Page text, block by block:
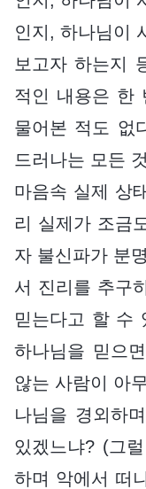
인지, 하나님이
보고자 하는지
적인 내용은 한
물어본 적도 없
드러나는 모든
마음속 실제 상
리 실제가 조금
자 불신파가 분
서 진리를 추구
믿는다고 할 수
하나님을 믿으
않는 사람이 아
나님을 경외하
있겠느냐? (그
하며 악에서 떠